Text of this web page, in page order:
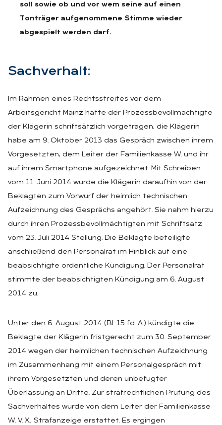
soll sowie ob und vor wem seine auf einen
Tonträger aufgenommene Stimme wieder
abgespielt werden darf.
Sach­ver­halt:
Im Rahmen eines Rechtsstreites vor dem
Arbeitsgericht Mainz hatte der Prozessbevollmächtigte
der Klägerin schriftsätzlich vorgetragen, die Klägerin
habe am 9. Oktober 2013 das Gespräch zwischen ihrem
Vorgesetzten, dem Leiter der Familienkasse W. und ihr
auf ihrem Smartphone aufgezeichnet. Mit Schreiben
vom 11. Juni 2014 wurde die Klägerin daraufhin von der
Beklagten zum Vorwurf der heimlich technischen
Aufzeichnung des Gesprächs angehört. Sie nahm hierzu
durch ihren Prozessbevollmächtigten mit Schriftsatz
vom 23. Juli 2014 Stellung. Die Beklagte beteiligte
anschließend den Personalrat im Hinblick auf eine
beabsichtigte ordentliche Kündigung. Der Personalrat
stimmte der beabsichtigten Kündigung am 6. August
2014 zu.
Unter den 6. August 2014 (BI. 15 fd. A.) kündigte die
Beklagte der Klägerin fristgerecht zum 30. September
2014 wegen der heimlichen technischen Aufzeichnung
im Zusammenhang mit einem Personalgespräch mit
ihrem Vorgesetzten und deren unbefugter
Überlassung an Dritte. Zur strafrechtlichen Prüfung des
Sachverhaltes wurde von dem Leiter der Familienkasse
W. V. X., Strafanzeige erstattet. Es ergingen